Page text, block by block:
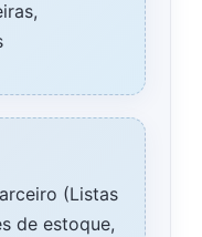
(Listas
de estoque,